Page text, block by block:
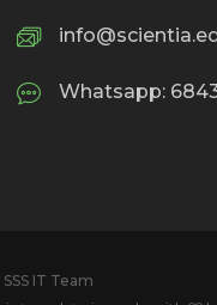
Whatsapp: 6843
IT Team